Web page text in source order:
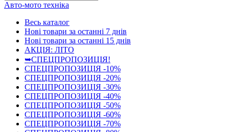
Авто-мото техніка
Весь каталог
Нові товари за останнi 7 днiв
Нові товари за останнi 15 днiв
АКЦІЯ: ЛІТО
➥СПЕЦПРОПОЗИЦІЯ!
СПЕЦПРОПОЗИЦІЯ -10%
СПЕЦПРОПОЗИЦІЯ -20%
СПЕЦПРОПОЗИЦІЯ -30%
СПЕЦПРОПОЗИЦІЯ -40%
СПЕЦПРОПОЗИЦІЯ -50%
СПЕЦПРОПОЗИЦІЯ -60%
СПЕЦПРОПОЗИЦІЯ -70%